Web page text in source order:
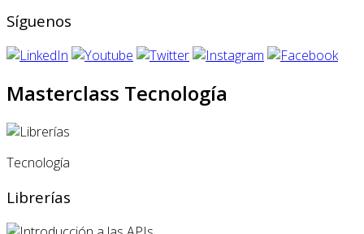
Síguenos
Masterclass Tecnología
Tecnología
Librerías